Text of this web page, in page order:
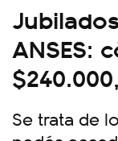
ANSES:
Se trata de